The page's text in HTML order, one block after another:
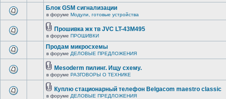
Блок GSM сигнализации
в форуме Модули, готовые устройства
Прошивка жк тв JVC LT-43M495
в форуме ПРОШИВКИ
Продам микросхемы
в форуме ДЕЛОВЫЕ ПРЕДЛОЖЕНИЯ
Mesoderm пилинг. Ищу схему.
в форуме РАЗГОВОРЫ О ТЕХНИКЕ
Куплю стационарный телефон Belgacom maestro classic
в форуме ДЕЛОВЫЕ ПРЕДЛОЖЕНИЯ